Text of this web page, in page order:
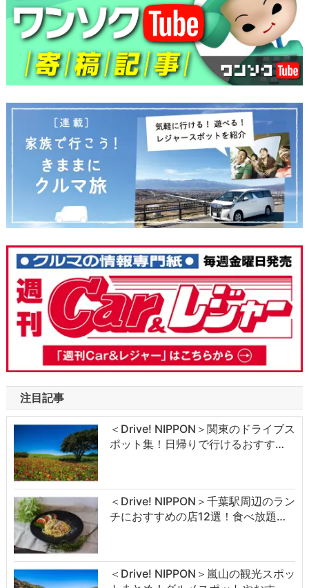
注目記事
＜Drive! NIPPON＞関東のドライブス
ポット集！日帰りで行けるおすす…
＜Drive! NIPPON＞千葉駅周辺のラン
チにおすすめの店12選！食べ放題…
＜Drive! NIPPON＞嵐山の観光スポッ